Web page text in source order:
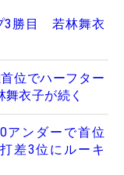
3勝目 若林舞衣
位でハーフター
衣子が続く
アンダーで首位
差3位にルーキ